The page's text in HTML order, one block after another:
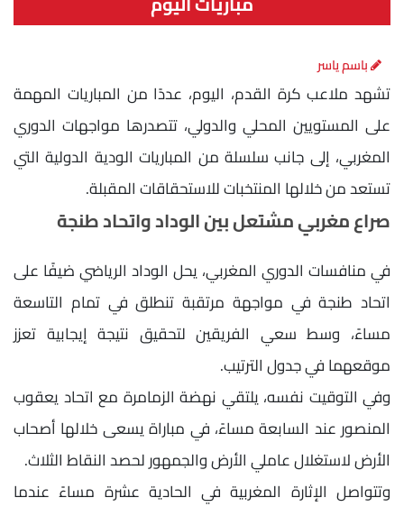
باسم ياسر
تشهد ملاعب كرة القدم، اليوم، عددًا من المباريات المهمة
على المستويين المحلي والدولي، تتصدرها مواجهات الدوري
المغربي، إلى جانب سلسلة من المباريات الودية الدولية التي
تستعد من خلالها المنتخبات للاستحقاقات المقبلة.
صراع مغربي مشتعل بين الوداد واتحاد طنجة
في منافسات الدوري المغربي، يحل الوداد الرياضي ضيفًا على
اتحاد طنجة في مواجهة مرتقبة تنطلق في تمام التاسعة
مساءً، وسط سعي الفريقين لتحقيق نتيجة إيجابية تعزز
موقعهما في جدول الترتيب.
وفي التوقيت نفسه، يلتقي نهضة الزمامرة مع اتحاد يعقوب
المنصور عند السابعة مساءً، في مباراة يسعى خلالها أصحاب
الأرض لاستغلال عاملي الأرض والجمهور لحصد النقاط الثلاث.
وتتواصل الإثارة المغربية في الحادية عشرة مساءً عندما